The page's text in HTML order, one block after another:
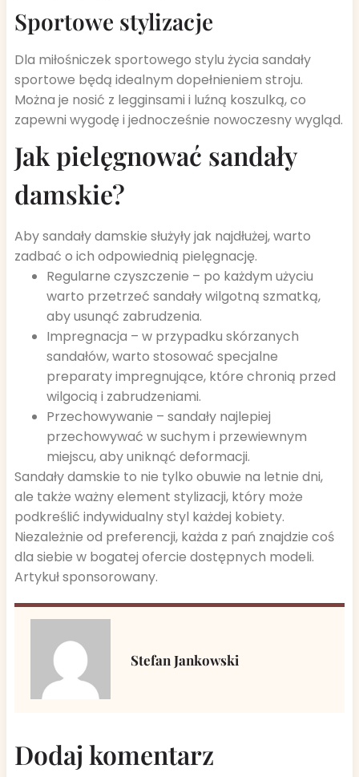
Sportowe stylizacje
Dla miłośniczek sportowego stylu życia sandały
sportowe będą idealnym dopełnieniem stroju.
Można je nosić z legginsami i luźną koszulką, co
zapewni wygodę i jednocześnie nowoczesny wygląd.
Jak pielęgnować sandały
damskie?
Aby sandały damskie służyły jak najdłużej, warto
zadbać o ich odpowiednią pielęgnację.
Regularne czyszczenie – po każdym użyciu
warto przetrzeć sandały wilgotną szmatką,
aby usunąć zabrudzenia.
Impregnacja – w przypadku skórzanych
sandałów, warto stosować specjalne
preparaty impregnujące, które chronią przed
wilgocią i zabrudzeniami.
Przechowywanie – sandały najlepiej
przechowywać w suchym i przewiewnym
miejscu, aby uniknąć deformacji.
Sandały damskie to nie tylko obuwie na letnie dni,
ale także ważny element stylizacji, który może
podkreślić indywidualny styl każdej kobiety.
Niezależnie od preferencji, każda z pań znajdzie coś
dla siebie w bogatej ofercie dostępnych modeli.
Artykuł sponsorowany.
Stefan Jankowski
Dodaj komentarz